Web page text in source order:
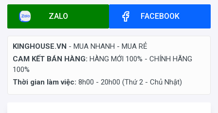
ZALO FACEBOOK
KINGHOUSE.VN - MUA NHANH - MUA RẺ
CAM KẾT BÁN HÀNG: HÀNG MỚI 100% - CHÍNH HÃNG
100%
Thời gian làm việc: 8h00 - 20h00 (Thứ 2 - Chủ Nhật)